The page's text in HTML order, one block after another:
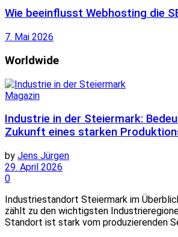
Wie beeinflusst Webhosting die
7. Mai 2026
Worldwide
Magazin
Industrie in der Steiermark:
Zukunft eines starken
by Jens Jürgen
29. April 2026
0
Industriestandort Steiermark im
zählt zu den wichtigsten
Standort ist stark vom produzierenden